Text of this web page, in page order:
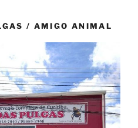
/ AMIGO ANIMAL